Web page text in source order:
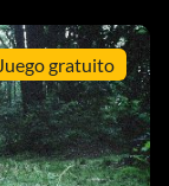
Juego gratuito